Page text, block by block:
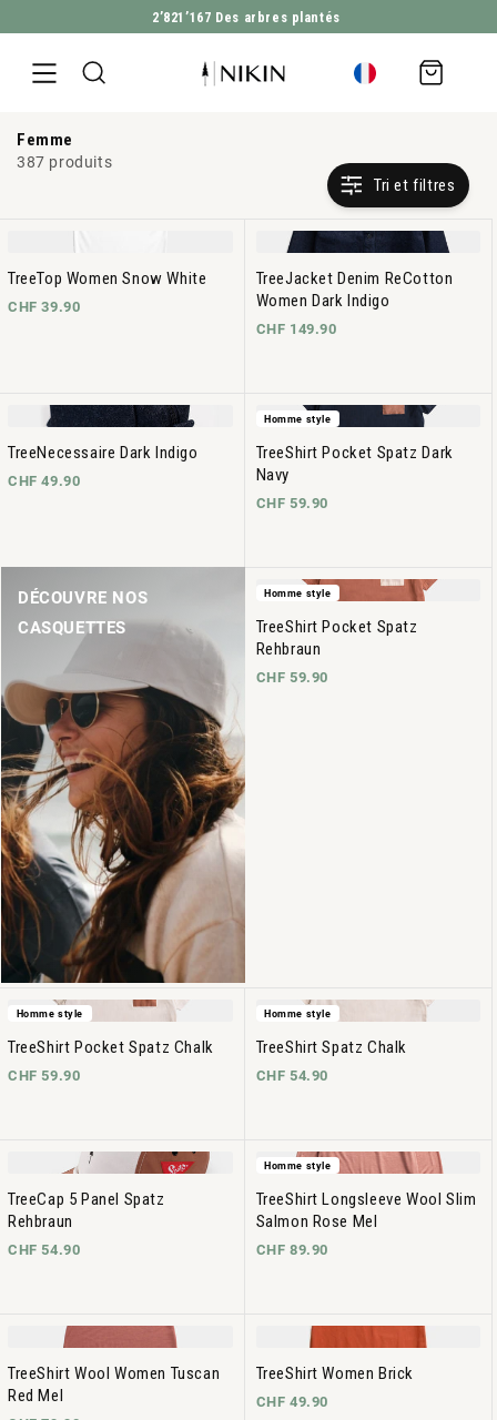
ALLER DIRECTEMENT AU CONTENU
2’821’167 Des arbres plantés
Panier
d'achat
Femme
387 produits
Tri et filtres
TreeTop Women Snow White
CHF 39.90
TreeJacket Denim ReCotton
Women Dark Indigo
CHF 149.90
TreeNecessaire Dark Indigo
CHF 49.90
Homme style
TreeShirt Pocket Spatz Dark
Navy
CHF 59.90
DÉCOUVRE NOS
CASQUETTES
Homme style
TreeShirt Pocket Spatz
Rehbraun
CHF 59.90
Homme style
TreeShirt Pocket Spatz Chalk
CHF 59.90
Homme style
TreeShirt Spatz Chalk
CHF 54.90
TreeCap 5 Panel Spatz
Rehbraun
CHF 54.90
Homme style
TreeShirt Longsleeve Wool Slim
Salmon Rose Mel
CHF 89.90
TreeShirt Wool Women Tuscan
Red Mel
TreeShirt Women Brick
CHF 49.90